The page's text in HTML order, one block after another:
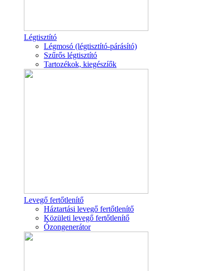
Légtisztító
Légmosó (légtisztító-párásító)
Szűrős légtisztító
Tartozékok, kiegészíők
Levegő fertőtlenítő
Háztartási levegő fertőtlenítő
Közületi levegő fertőtlenítő
Ózongenerátor